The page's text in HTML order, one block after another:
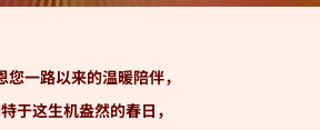
您一路以来的温暖陪伴，
于这生机盎然的春日，